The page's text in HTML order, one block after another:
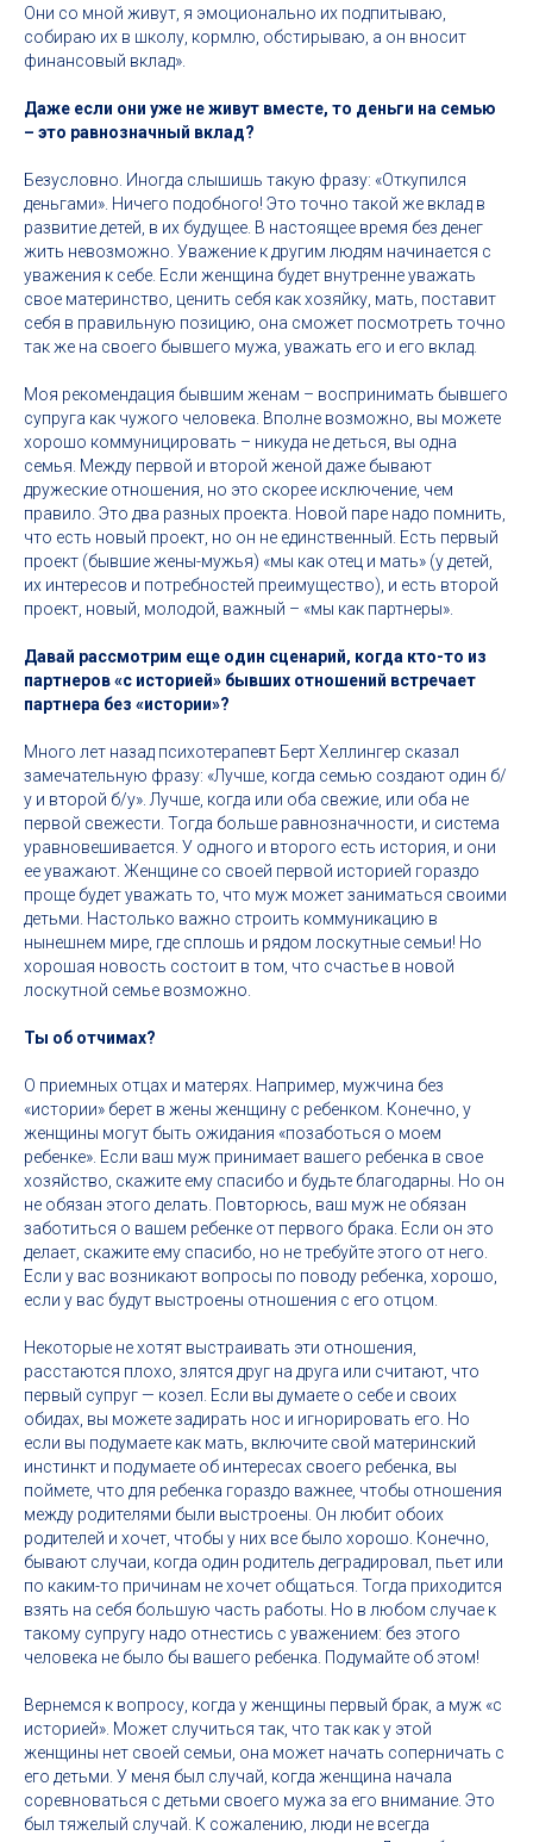
Они со мной живут, я эмоционально их подпитываю,
собираю их в школу, кормлю, обстирываю, а он вносит
финансовый вклад».
Даже если они уже не живут вместе, то деньги на семью
– это равнозначный вклад?
Безусловно. Иногда слышишь такую фразу: «Откупился
деньгами». Ничего подобного! Это точно такой же вклад в
развитие детей, в их будущее. В настоящее время без денег
жить невозможно. Уважение к другим людям начинается с
уважения к себе. Если женщина будет внутренне уважать
свое материнство, ценить себя как хозяйку, мать, поставит
себя в правильную позицию, она сможет посмотреть точно
так же на своего бывшего мужа, уважать его и его вклад.
Моя рекомендация бывшим женам – воспринимать бывшего
супруга как чужого человека. Вполне возможно, вы можете
хорошо коммуницировать – никуда не деться, вы одна
семья. Между первой и второй женой даже бывают
дружеские отношения, но это скорее исключение, чем
правило. Это два разных проекта. Новой паре надо помнить,
что есть новый проект, но он не единственный. Есть первый
проект (бывшие жены-мужья) «мы как отец и мать» (у детей,
их интересов и потребностей преимущество), и есть второй
проект, новый, молодой, важный – «мы как партнеры».
Давай рассмотрим еще один сценарий, когда кто-то из
партнеров «с историей» бывших отношений встречает
партнера без «истории»?
Много лет назад психотерапевт Берт Хеллингер сказал
замечательную фразу: «Лучше, когда семью создают один б/
у и второй б/у». Лучше, когда или оба свежие, или оба не
первой свежести. Тогда больше равнозначности, и система
уравновешивается. У одного и второго есть история, и они
ее уважают. Женщине со своей первой историей гораздо
проще будет уважать то, что муж может заниматься своими
детьми. Настолько важно строить коммуникацию в
нынешнем мире, где сплошь и рядом лоскутные семьи! Но
хорошая новость состоит в том, что счастье в новой
лоскутной семье возможно.
Ты об отчимах?
О приемных отцах и матерях. Например, мужчина без
«истории» берет в жены женщину с ребенком. Конечно, у
женщины могут быть ожидания «позаботься о моем
ребенке». Если ваш муж принимает вашего ребенка в свое
хозяйство, скажите ему спасибо и будьте благодарны. Но он
не обязан этого делать. Повторюсь, ваш муж не обязан
заботиться о вашем ребенке от первого брака. Если он это
делает, скажите ему спасибо, но не требуйте этого от него.
Если у вас возникают вопросы по поводу ребенка, хорошо,
если у вас будут выстроены отношения с его отцом.
Некоторые не хотят выстраивать эти отношения,
расстаются плохо, злятся друг на друга или считают, что
первый супруг — козел. Если вы думаете о себе и своих
обидах, вы можете задирать нос и игнорировать его. Но
если вы подумаете как мать, включите свой материнский
инстинкт и подумаете об интересах своего ребенка, вы
поймете, что для ребенка гораздо важнее, чтобы отношения
между родителями были выстроены. Он любит обоих
родителей и хочет, чтобы у них все было хорошо. Конечно,
бывают случаи, когда один родитель деградировал, пьет или
по каким-то причинам не хочет общаться. Тогда приходится
взять на себя большую часть работы. Но в любом случае к
такому супругу надо отнестись с уважением: без этого
человека не было бы вашего ребенка. Подумайте об этом!
Вернемся к вопросу, когда у женщины первый брак, а муж «с
историей». Может случиться так, что так как у этой
женщины нет своей семьи, она может начать соперничать с
его детьми. У меня был случай, когда женщина начала
соревноваться с детьми своего мужа за его внимание. Это
был тяжелый случай. К сожалению, люди не всегда